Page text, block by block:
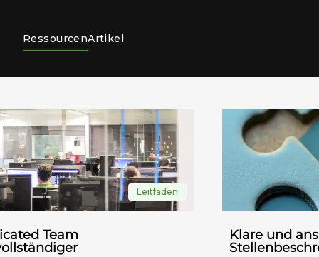
RessourcenArtikel
Leitfaden
Team
Klare und